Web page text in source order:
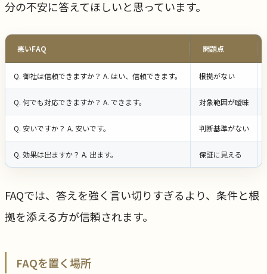
分の不安に答えてほしいと思っています。
悪いFAQ 問題点
Q. 御社は信頼できますか？ A. はい、信頼できます。 根拠がない
Q. 何でも対応できますか？ A. できます。 対象範囲が曖昧
Q. 安いですか？ A. 安いです。 判断基準がない
Q. 効果は出ますか？ A. 出ます。 保証に見える
FAQでは、答えを強く言い切りすぎるより、条件と根
拠を添える方が信頼されます。
FAQを置く場所